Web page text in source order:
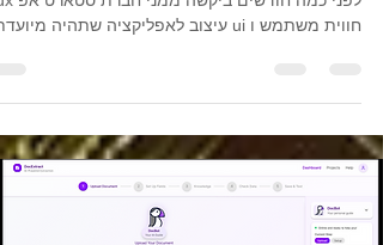
קבלו את המדריך המקוצר שלכם לכניסה לשוק